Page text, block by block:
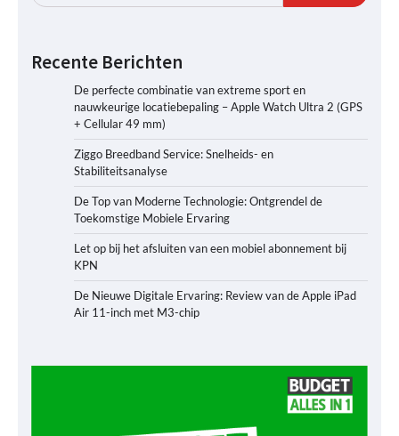
Recente Berichten
De perfecte combinatie van extreme sport en
nauwkeurige locatiebepaling – Apple Watch Ultra 2 (GPS
+ Cellular 49 mm)
Ziggo Breedband Service: Snelheids- en
Stabiliteitsanalyse
De Top van Moderne Technologie: Ontgrendel de
Toekomstige Mobiele Ervaring
Let op bij het afsluiten van een mobiel abonnement bij
KPN
De Nieuwe Digitale Ervaring: Review van de Apple iPad
Air 11-inch met M3-chip